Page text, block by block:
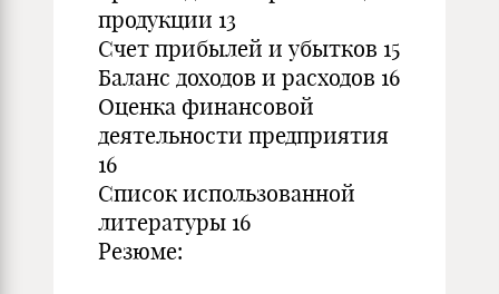
продукции 13
Счет прибылей и убытков 15
Баланс доходов и расходов 16
Оценка финансовой
деятельности предприятия
16
Список использованной
литературы 16
Резюме: